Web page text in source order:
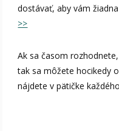
dostávať, aby vám
>>
Ak sa časom
tak sa môžete hocikedy
nájdete v pätičke